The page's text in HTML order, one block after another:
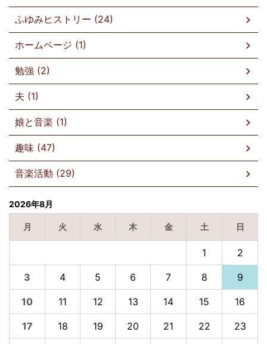
ふゆみヒストリー (24)
ホームページ (1)
勉強 (2)
夫 (1)
娘と音楽 (1)
趣味 (47)
音楽活動 (29)
2026年8月
月 火 水 木 金 土 日
1 2
3 4 5 6 7 8 9
10 11 12 13 14 15 16
17 18 19 20 21 22 23